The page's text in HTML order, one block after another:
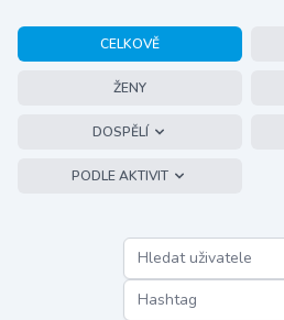
CELKOVĚ
ŽENY
DOSPĚLÍ
PODLE AKTIVIT
Hashtag